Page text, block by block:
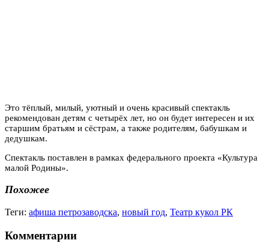
Это тёплый, милый, уютный и очень красивый спектакль
рекомендован детям с четырёх лет, но он будет интересен и их
старшим братьям и сёстрам, а также родителям, бабушкам и
дедушкам.
Спектакль поставлен в рамках федерального проекта «Культура
малой Родины».
Похожее
Теги: афиша петрозаводска, новый год, Театр кукол РК
Комментарии